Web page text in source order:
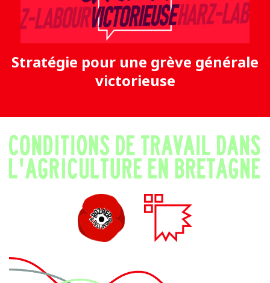
Stratégie pour une grève générale
victorieuse